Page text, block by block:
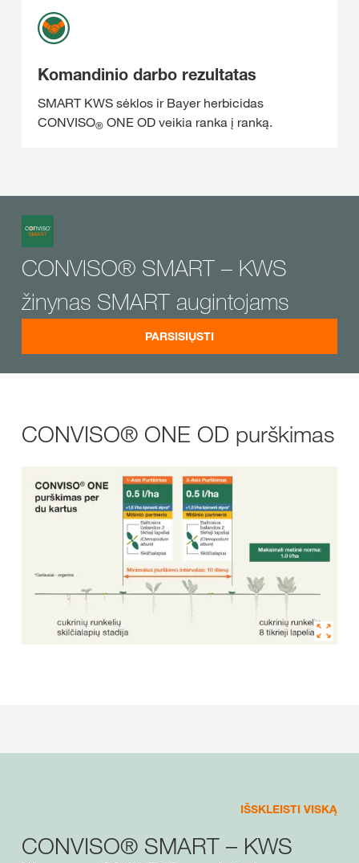
Komandinio darbo rezultatas
SMART KWS sėklos ir Bayer herbicidas
CONVISO® ONE OD veikia ranka į ranką.
CONVISO® SMART – KWS
žinynas SMART augintojams
PARSISIŲSTI
CONVISO® ONE OD purškimas
IŠSKLEISTI VISKĄ
CONVISO® SMART – KWS